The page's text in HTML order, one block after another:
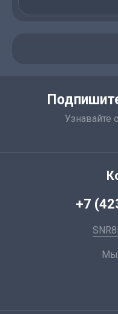
Узнавайте
+7
Мы